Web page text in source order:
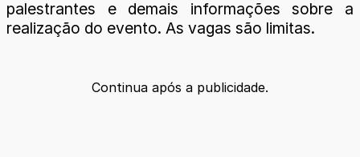
palestrantes e demais informações sobre a
realização do evento. As vagas são limitas.
Continua após a publicidade.